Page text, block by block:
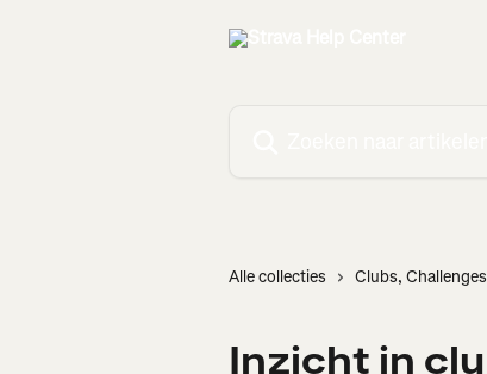
Alle collecties Clubs,
Inzicht in